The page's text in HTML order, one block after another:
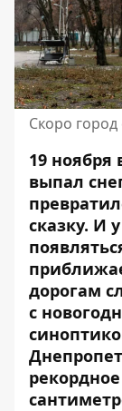
Скоро город
19 ноября
выпал
сказку. И
дорогам
с